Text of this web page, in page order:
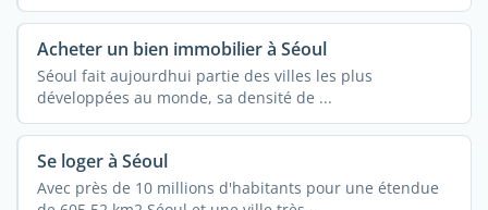
Acheter un bien immobilier à Séoul
Séoul fait aujourdhui partie des villes les plus
développées au monde, sa densité de ...
Se loger à Séoul
Avec près de 10 millions d'habitants pour une étendue